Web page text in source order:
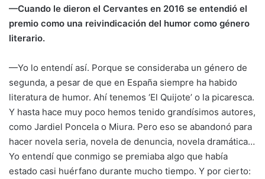
—Cuando le dieron el Cervantes en 2016 se entendió el
premio como una reivindicación del humor como género
literario.
—Yo lo entendí así. Porque se consideraba un género de
segunda, a pesar de que en España siempre ha habido
literatura de humor. Ahí tenemos ‘El Quijote’ o la picaresca.
Y hasta hace muy poco hemos tenido grandísimos autores,
como Jardiel Poncela o Miura. Pero eso se abandonó para
hacer novela seria, novela de denuncia, novela dramática…
Yo entendí que conmigo se premiaba algo que había
estado casi huérfano durante mucho tiempo. Y por cierto: